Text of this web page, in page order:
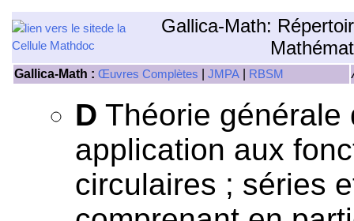
Gallica-Math:
Gallica-Math : Œuvres Complètes JMPA RBSM
D Théorie générale
application aux
circulaires ; séries